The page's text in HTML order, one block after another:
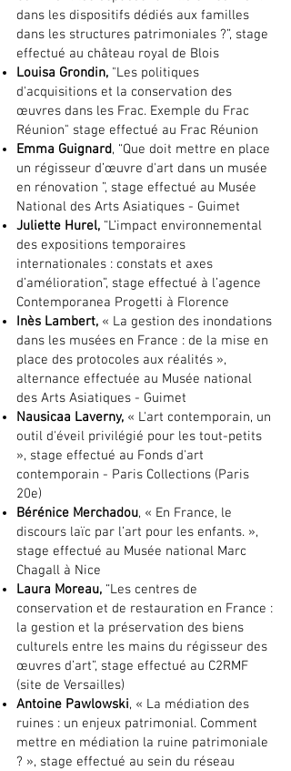
dans les dispositifs dédiés aux familles
dans les structures patrimoniales ?”, stage
effectué au château royal de Blois
Louisa Grondin, "Les politiques
d'acquisitions et la conservation des
œuvres dans les Frac. Exemple du Frac
Réunion" stage effectué au Frac Réunion
Emma Guignard, “Que doit mettre en place
un régisseur d’œuvre d'art dans un musée
en rénovation ”, stage effectué au Musée
National des Arts Asiatiques - Guimet
Juliette Hurel, “L’impact environnemental
des expositions temporaires
internationales : constats et axes
d’amélioration”, stage effectué à l’agence
Contemporanea Progetti à Florence
Inès Lambert, « La gestion des inondations
dans les musées en France : de la mise en
place des protocoles aux réalités »,
alternance effectuée au Musée national
des Arts Asiatiques - Guimet
Nausicaa Laverny, « L'art contemporain, un
outil d'éveil privilégié pour les tout-petits
», stage effectué au Fonds d'art
contemporain - Paris Collections (Paris
20e)
Bérénice Merchadou, « En France, le
discours laïc par l’art pour les enfants. »,
stage effectué au Musée national Marc
Chagall à Nice
Laura Moreau, “Les centres de
conservation et de restauration en France :
la gestion et la préservation des biens
culturels entre les mains du régisseur des
œuvres d’art”, stage effectué au C2RMF
(site de Versailles)
Antoine Pawlowski, « La médiation des
ruines : un enjeux patrimonial. Comment
mettre en médiation la ruine patrimoniale
? », stage effectué au sein du réseau